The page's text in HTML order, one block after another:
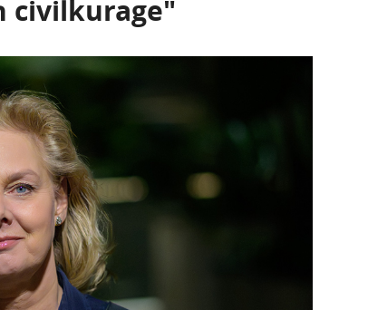
civilkurage"